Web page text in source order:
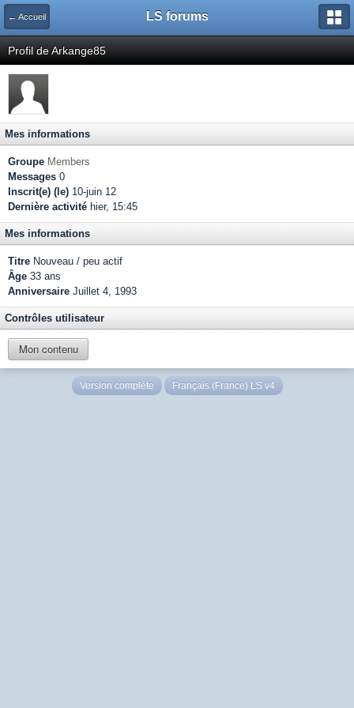
← Accueil LS forums
Profil de Arkange85
Mes informations
Groupe Members
Messages 0
Inscrit(e) (le) 10-juin 12
Dernière activité hier, 15:45
Mes informations
Titre Nouveau / peu actif
Âge 33 ans
Anniversaire Juillet 4, 1993
Contrôles utilisateur
Mon contenu
Version complète Français (France) LS v4